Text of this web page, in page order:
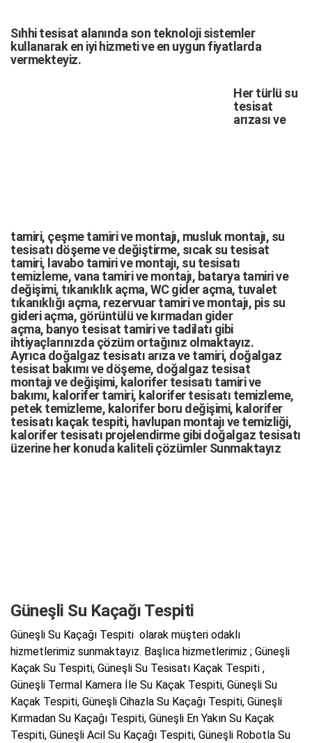
Sıhhi tesisat alanında son teknoloji sistemler
kullanarak en iyi hizmeti ve en uygun fiyatlarda
vermekteyiz.
Her türlü su
tesisat
arızasıve
tamiri, çeşme tamirivemontajı, musluk montajı, su
tesisatı döşemeve değiştirme, sıcak su tesisat
tamiri, lavabo tamirivemontajı, su tesisatı
temizleme,vana tamirivemontajı, batarya tamirive
değişimi, tıkanıklık açma,WC gider açma, tuvalet
tıkanıklığı açma, rezervuar tamirive montajı, pis su
gideri açma, görüntülü ve kırmadan gider
açma, banyo tesisat tamirivetadilatı gibi
ihtiyaçlarınızda çözüm ortağınız olmaktayız.
Ayrıca doğalgaz tesisatı arızave tamiri, doğalgaz
tesisat bakımıve döşeme, doğalgaz tesisat
montajıve değişimi, kalorifer tesisatı tamiri ve
bakımı, kalorifer tamiri, kalorifer tesisatı temizleme,
petek temizleme, kalorifer boru değişimi, kalorifer
tesisatı kaçak tespiti, havlupan montajı ve temizliği,
kalorifer tesisatı projelendirme gibi d oğalgaz tesisatı
üzerine her konuda kaliteli çözümler Sunmaktayız
Güneşli Su Kaçağı Tespiti
Güneşli Su Kaçağı Tespiti olarak müşteri odaklı
hizmetlerimiz sunmaktayız. Başlıca hizmetlerimiz ; Güneşli
Kaçak Su Tespiti, Güneşli Su Tesisatı Kaçak Tespiti ,
Güneşli Termal Kamera İle Su Kaçak Tespiti, Güneşli Su
Kaçak Tespiti, Güneşli Cihazla Su Kaçağı Tespiti, Güneşli
Kırmadan Su Kaçağı Tespiti, Güneşli En Yakın Su Kaçak
Tespiti, Güneşli Acil Su Kaçağı Tespiti, Güneşli Robotla Su